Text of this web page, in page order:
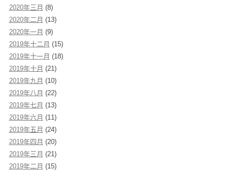
2020年三月 (8)
2020年二月 (13)
2020年一月 (9)
2019年十二月 (15)
2019年十一月 (18)
2019年十月 (21)
2019年九月 (10)
2019年八月 (22)
2019年七月 (13)
2019年六月 (11)
2019年五月 (24)
2019年四月 (20)
2019年三月 (21)
2019年二月 (15)